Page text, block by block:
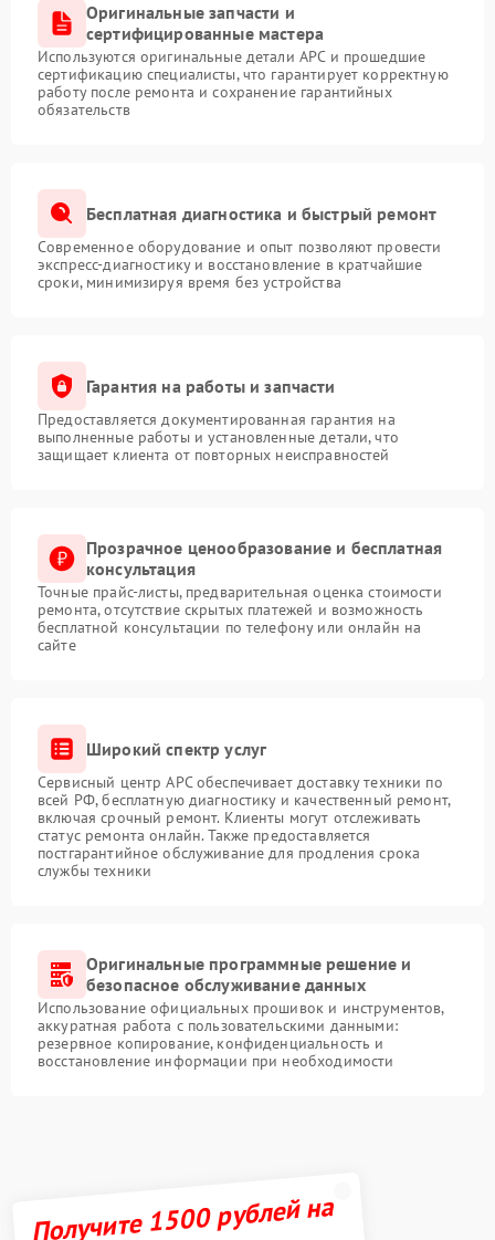
Оригинальные запчасти и
сертифицированные мастера
Используются оригинальные детали APC и прошедшие
сертификацию специалисты, что гарантирует корректную
работу после ремонта и сохранение гарантийных
обязательств
Бесплатная диагностика и быстрый ремонт
Современное оборудование и опыт позволяют провести
экспресс-диагностику и восстановление в кратчайшие
сроки, минимизируя время без устройства
Гарантия на работы и запчасти
Предоставляется документированная гарантия на
выполненные работы и установленные детали, что
защищает клиента от повторных неисправностей
Прозрачное ценообразование и бесплатная
консультация
Точные прайс-листы, предварительная оценка стоимости
ремонта, отсутствие скрытых платежей и возможность
бесплатной консультации по телефону или онлайн на
сайте
Широкий спектр услуг
Сервисный центр APC обеспечивает доставку техники по
всей РФ, бесплатную диагностику и качественный ремонт,
включая срочный ремонт. Клиенты могут отслеживать
статус ремонта онлайн. Также предоставляется
постгарантийное обслуживание для продления срока
службы техники
Оригинальные программные решение и
безопасное обслуживание данных
Использование официальных прошивок и инструментов,
аккуратная работа с пользовательскими данными:
резервное копирование, конфиденциальность и
восстановление информации при необходимости
Получите 1500 рублей на